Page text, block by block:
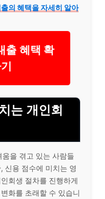
의 혜택을 자세히 알아
출 혜택 확
는 개인회
을 겪고 있는 사람들
신용 점수에 미치는 영
회생 절차를 진행하게
화를 초래할 수 있습니